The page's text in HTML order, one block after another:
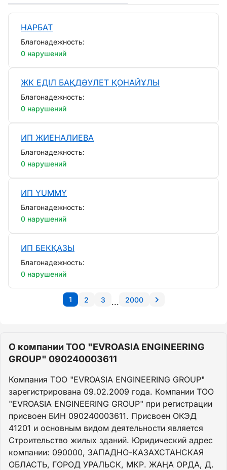
НАРБАТ
Благонадежность:
0 нарушений
ЖК ЕДІЛ БАҚДӘУЛЕТ ҚОНАЙҰЛЫ
Благонадежность:
0 нарушений
ИП ЖИЕНАЛИЕВА
Благонадежность:
0 нарушений
ИП YUMMY
Благонадежность:
0 нарушений
ИП БЕКҚАЗЫ
Благонадежность:
0 нарушений
1 2 3 ... 2000
О компании ТОО "EVROASIA ENGINEERING
GROUP" 090240003611
Компания ТОО "EVROASIA ENGINEERING GROUP"
зарегистрирована 09.02.2009 года. Компании ТОО
"EVROASIA ENGINEERING GROUP" при регистрации
присвоен БИН 090240003611. Присвоен ОКЭД
41201 и основным видом деятельности является
Строительство жилых зданий. Юридический адрес
компании: 090000, ЗАПАДНО-КАЗАХСТАНСКАЯ
ОБЛАСТЬ, ГОРОД УРАЛЬСК, МКР. ЖАҢА ОРДА, Д.